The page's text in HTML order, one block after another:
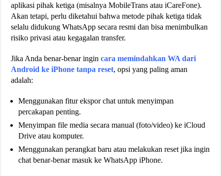
aplikasi pihak ketiga (misalnya MobileTrans atau iCareFone).
Akan tetapi, perlu diketahui bahwa metode pihak ketiga tidak
selalu didukung WhatsApp secara resmi dan bisa menimbulkan
risiko privasi atau kegagalan transfer.
Jika Anda benar-benar ingincara memindahkan WA dari
Android ke iPhone tanpa reset, opsi yang paling aman
adalah:
Menggunakan fitur ekspor chat untuk menyimpan
percakapan penting.
Menyimpan file media secara manual (foto/video) ke iCloud
Drive atau komputer.
Menggunakan perangkat baru atau melakukan reset jika ingin
chat benar-benar masuk ke WhatsApp iPhone.